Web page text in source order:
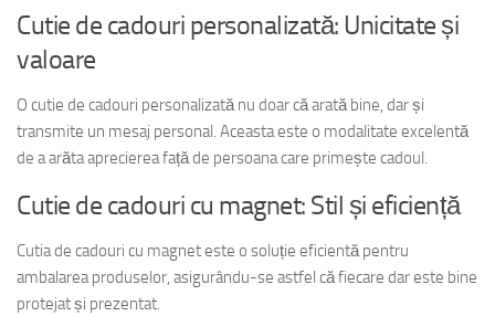
Cutie de cadouri personalizată: Unicitate și
valoare
O cutie de cadouri personalizată nu doar că arată bine, dar și
transmite un mesaj personal. Aceasta este o modalitate excelentă
de a arăta aprecierea față de persoana care primește cadoul.
Cutie de cadouri cu magnet: Stil și eficiență
Cutia de cadouri cu magnet este o soluție eficientă pentru
ambalarea produselor, asigurându-se astfel că fiecare dar este bine
protejat și prezentat.